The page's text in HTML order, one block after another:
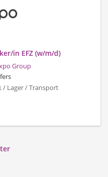
in EFZ (w/m/d)
Group
/ Lager / Transport